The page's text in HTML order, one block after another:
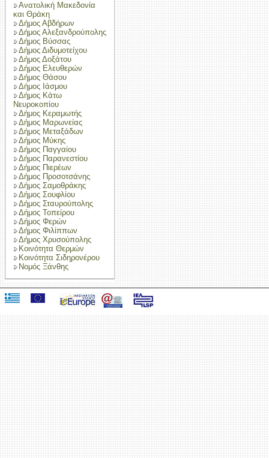
Ανατολική Μακεδονία
και Θράκη
Δήμος Αβδήρων
Δήμος Αλεξανδρούπολης
Δήμος Βύσσας
Δήμος Διδυμοτείχου
Δήμος Δοξάτου
Δήμος Ελευθερών
Δήμος Θάσου
Δήμος Ιάσμου
Δήμος Κάτω
Νευροκοπίου
Δήμος Κεραμωτής
Δήμος Μαρωνείας
Δήμος Μεταξάδων
Δήμος Μύκης
Δήμος Παγγαίου
Δήμος Παρανεστίου
Δήμος Πιερέων
Δήμος Προσοτσάνης
Δήμος Σαμοθράκης
Δήμος Σουφλίου
Δήμος Σταυρούπολης
Δήμος Τοπείρου
Δήμος Φερών
Δήμος Φιλίππων
Δήμος Χρυσούπολης
Κοινότητα Θερμών
Κοινότητα Σιδηρονέρου
Νομός Ξάνθης